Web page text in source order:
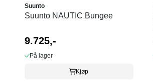
Suunto
Suunto NAUTIC Bungee
9.725,-
På lager
Kjøp